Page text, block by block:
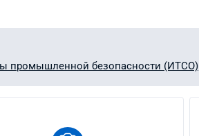
промышленной безопасности (ИТСО)